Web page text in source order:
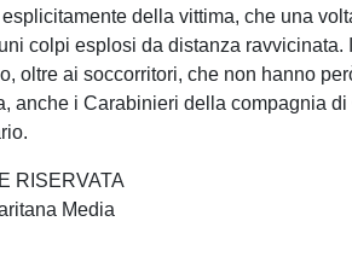
della vittima, che una
colpi esplosi da distanza
oltre ai soccorritori, che non hanno
anche i Carabinieri della compagnia
RISERVATA
Media